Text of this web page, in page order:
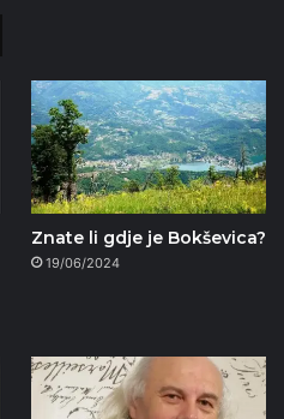
Znate li gdje je Bokševica?
19/06/2024